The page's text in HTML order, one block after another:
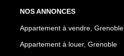
NOS ANNONCES
Appartement à vendre, Grenoble
Appartement à louer, Grenoble